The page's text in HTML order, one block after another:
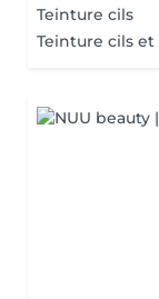
Teinture cils
Teinture cils et